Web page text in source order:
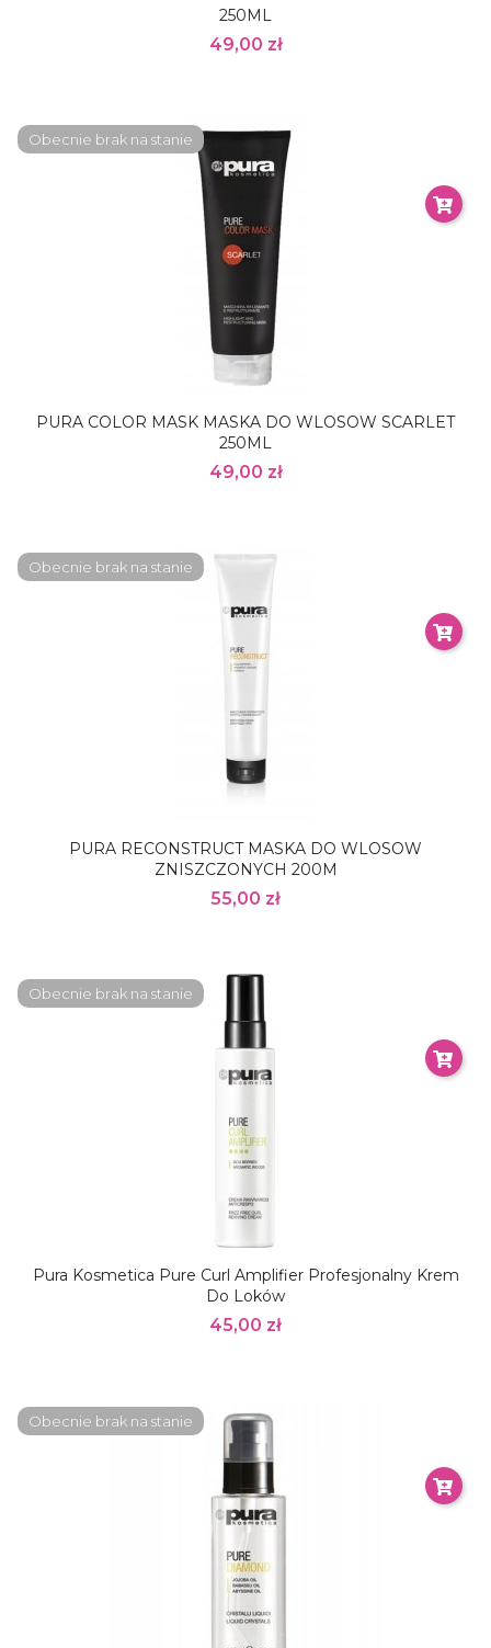
250ML
49,00 zł
PURA COLOR MASK MASKA DO WLOSOW SCARLET
250ML
49,00 zł
Obecnie brak na stanie
PURA RECONSTRUCT MASKA DO WLOSOW
ZNISZCZONYCH 200M
55,00 zł
Obecnie brak na stanie
Pura Kosmetica Pure Curl Amplifier Profesjonalny Krem
Do Loków
45,00 zł
Obecnie brak na stanie
Obecnie brak na stanie